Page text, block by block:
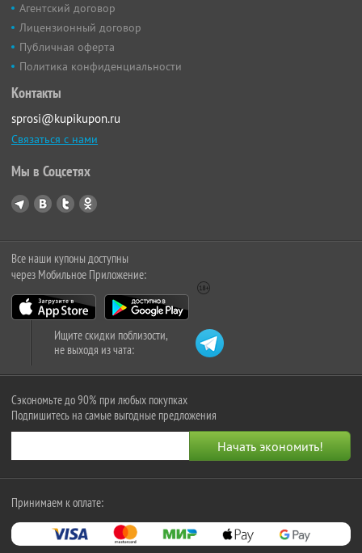
Агентский договор
Лицензионный договор
Публичная оферта
Политика конфиденциальности
Контакты
sprosi@kupikupon.ru
Связаться с нами
Мы в Соцсетях
Все наши купоны доступны
через Мобильное Приложение:
Ищите скидки поблизости,
не выходя из чата:
Сэкономьте до 90% при любых покупках
Подпишитесь на самые выгодные предложения
Принимаем к оплате: